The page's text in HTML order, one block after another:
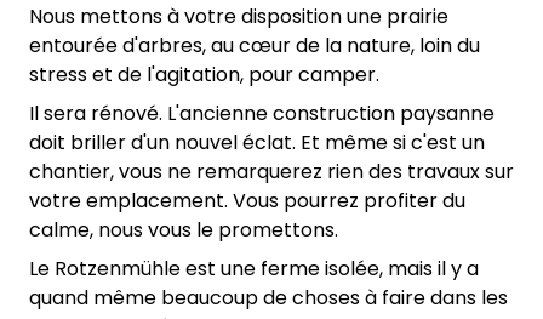
Nous mettons à votre disposition une prairie
entourée d'arbres, au cœur de la nature, loin du
stress et de l'agitation, pour camper.
Il sera rénové. L'ancienne construction paysanne
doit briller d'un nouvel éclat. Et même si c'est un
chantier, vous ne remarquerez rien des travaux sur
votre emplacement. Vous pourrez profiter du
calme, nous vous le promettons.
Le Rotzenmühle est une ferme isolée, mais il y a
quand même beaucoup de choses à faire dans les